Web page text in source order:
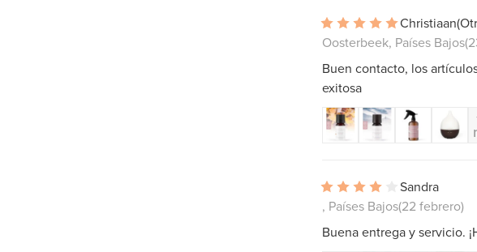
Christiaan
Oosterbeek, Países Bajos
Buen contacto, los
exitosa
Sandra
, Países Bajos(22 febrero)
Buena entrega y servicio.